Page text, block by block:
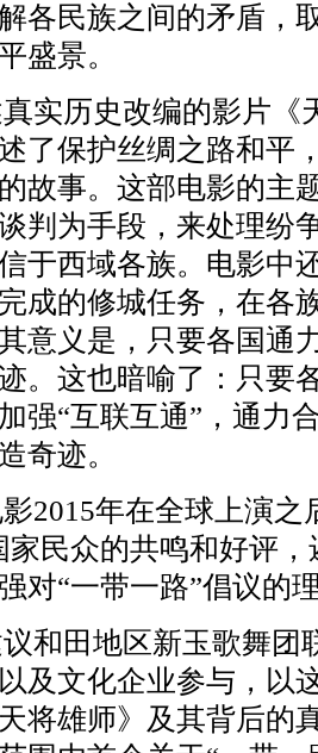
各民族之间的矛盾，
盛景。
实历史改编的影片《
了保护丝绸之路和平
故事。这部电影的主
判为手段，来处理纷
于西域各族。电影中
成的修城任务，在各
意义是，只要各国通
。这也暗喻了：只要
强“互联互通”，通力
奇迹。
2015年在全球上演之
家民众的共鸣和好评
对“一带一路”倡议的
议和田地区新玉歌舞团
及文化企业参与，以
将雄师》及其背后的